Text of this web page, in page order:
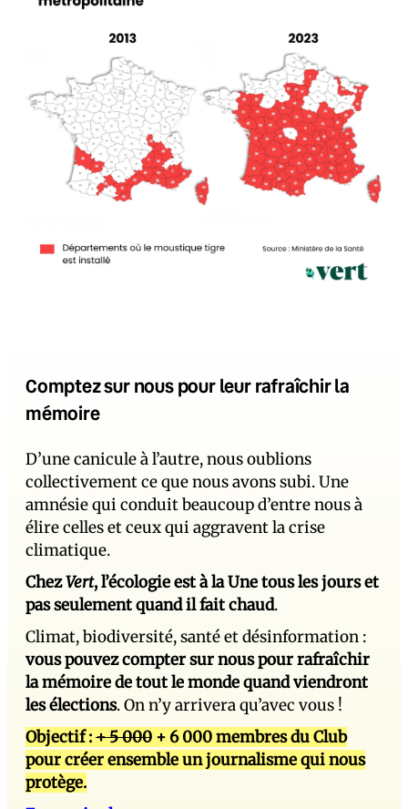
Comptez sur nous pour leur rafraîchir la
mémoire
D’une canicule à l’autre, nous oublions
collectivement ce que nous avons subi. Une
amnésie qui conduit beaucoup d’entre nous à
élire celles et ceux qui aggravent la crise
climatique.
ChezVert, l’écologie est à la Une tous les jours et
pas seulement quand il fait chaud.
Climat, biodiversité, santé et désinformation :
vous pouvez compter sur nous pour rafraîchir
la mémoire de tout le monde quand viendront
les élections. On n’y arrivera qu’avec vous !
Objectif :+ 5 000 + 6 000 membres du Club
pour créer ensemble un journalisme qui nous
protège.